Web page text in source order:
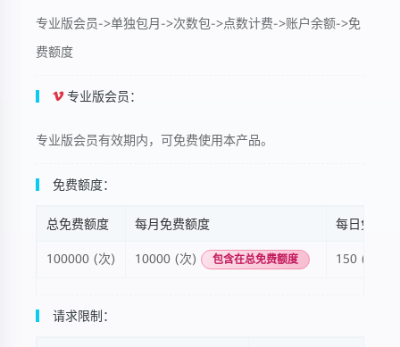
专业版会员->单独包月->次数包->点数计费->账户余额->免
费额度
专业版会员：
专业版会员有效期内，可免费使用本产品。
免费额度：
总免费额度 每月免费额度 每日免费
100000 (次) 10000 (次) 包含在总免费额度 150 (次)
请求限制：